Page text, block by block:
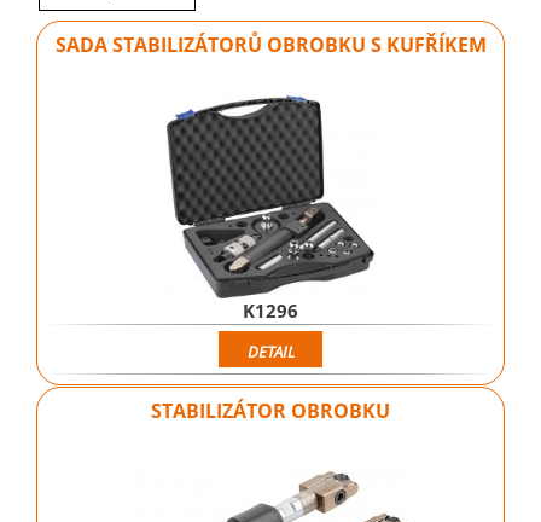
SADA STABILIZÁTORŮ OBROBKU S KUFŘÍKEM
K1296
DETAIL
STABILIZÁTOR OBROBKU